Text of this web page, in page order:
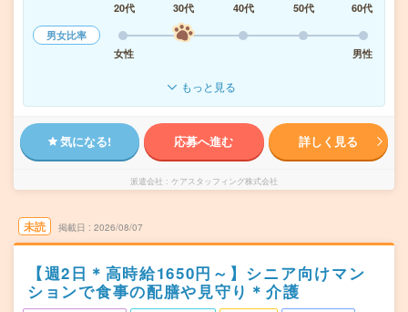
20代
30代 40代 50代
60代
男女比率
女性
男性
もっと見る
気になる! 応募へ進む 詳しく見る
派遣会社 ケアスタッフィング株式会社
未読 掲載日 2026/08/07
【週2日＊高時給1650円～】シニア向けマン
ションで食事の配膳や見守り＊介護